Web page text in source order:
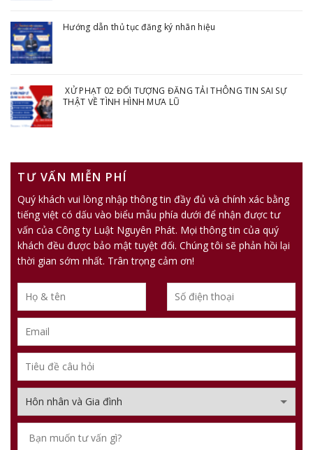
Hướng dẫn thủ tục đăng ký nhãn hiệu
XỬ PHẠT 02 ĐỐI TƯỢNG ĐĂNG TẢI THÔNG TIN SAI SỰ
THẬT VỀ TÌNH HÌNH MƯA LŨ
TƯ VẤN MIỄN PHÍ
Quý khách vui lòng nhập thông tin đầy đủ và chính xác bằng
tiếng việt có dấu vào biểu mẫu phía dưới để nhận được tư
vấn của Công ty Luật Nguyên Phát. Mọi thông tin của quý
khách đều được bảo mật tuyệt đối. Chúng tôi sẽ phản hồi lại
thời gian sớm nhất. Trân trọng cảm ơn!